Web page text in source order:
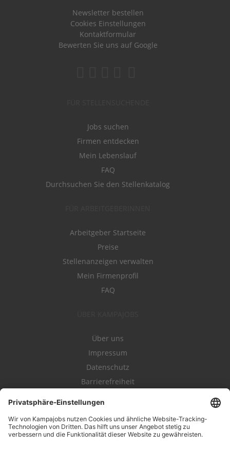
Newsletter bestellen
Cookies Einstellungen
Kontaktformular
Bewerten Sie uns auf Google
Jobs suchen
Firmen entdecken
Mein Lebenslauf
FAQ
Durchsuchen Sie den Stellenkatalog
Arbeitgeber Startseite
Preise
Stellenanzeigen verwalten
Mein Firmenprofil
FAQ
Über uns
Impressum
Datenschutz
Barrierefreiheit
Kampahire
Kampagnenforum